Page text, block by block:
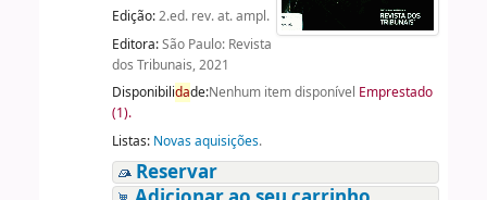
Edição:2.ed. rev. at. ampl.
Editora:São Paulo: Revista
dos Tribunais, 2021
Disponibilidade:Nenhum item disponível Emprestado
(1).
Listas: Novas aquisições.
Reservar